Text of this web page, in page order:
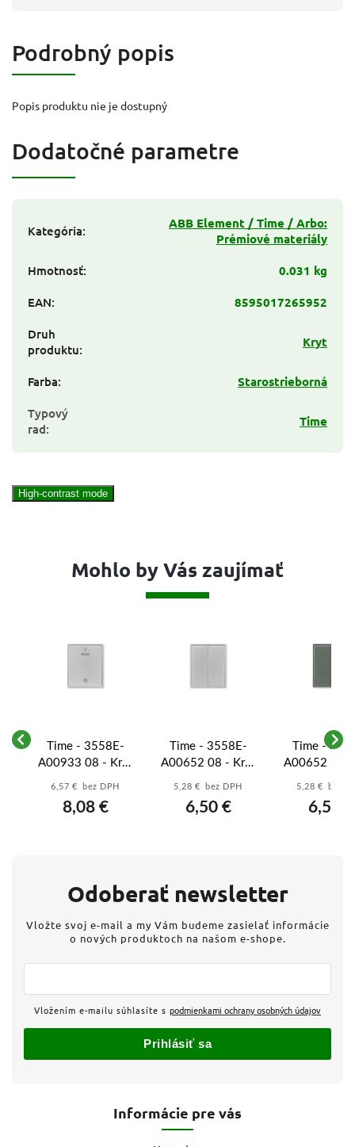
Podrobný popis
Popis produktu nie je dostupný
Dodatočné parametre
Kategória:
ABB Element / Time / Arbo:
Prémiové materiály
Hmotnosť:
0.031 kg
EAN:
8595017265952
Druh
produktu: Kryt
Farba:
Starostrieborná
Typový
rad: Time
High-contrast mode
Mohlo by Vás zaujímať
Time - 3558E-
A00933 08 - Kryt
s potlačou -
6,57 € bez DPH
8,08 €
Time - 3558E-
A00652 08 - Kryt
spínača delený -
5,28 € bez DPH
6,50 €
Time -
A00652 34 -
spínača
5,28 € bez
6,50 €
Informácie pre vás
Odoberať newsletter
Vložte svoj e-mail a my Vám budeme zasielať informácie
o nových produktoch na našom e-shope.
Vložením e-mailu súhlasíte s podmienkami ochrany osobných údajov
Prihlásiť sa